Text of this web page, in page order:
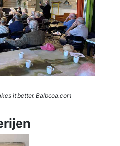
it better. Balbooa.com